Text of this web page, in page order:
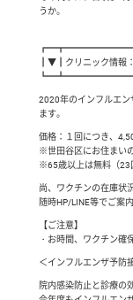
うか。
（管理
┃▼┃クリニック情報
2020年のインフルエン
ます。
価格：１回につき、
※世田谷区にお住まい
※65歳以上は無料（23
尚、ワクチンの在庫状
随時HP/LINE等でご案
【ご注意】
・お時間、ワクチン確
＜インフルエンザ予防
院内感染防止と診療の